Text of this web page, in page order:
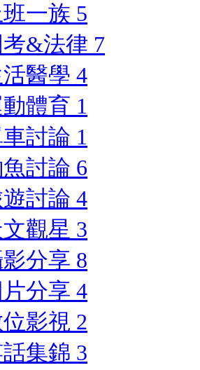
班一族 5
考&法律 7
醫學 4
體育 1
討論 1
討論 6
討論 4
觀星 3
分享 8
片分享 4
影視 2
集錦 3